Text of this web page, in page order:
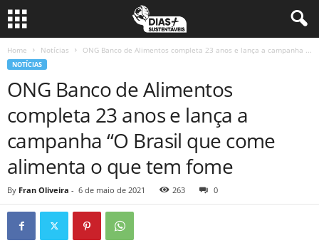
Home Notícias ONG Banco de Alimentos completa 23 anos e lança a campanha ...
NOTÍCIAS
ONG Banco de Alimentos
completa 23 anos e lança a
campanha “O Brasil que come
alimenta o que tem fome
By Fran Oliveira - 6 de maio de 2021 263 0